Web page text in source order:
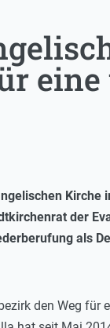
Kirche
der
als
den Weg für